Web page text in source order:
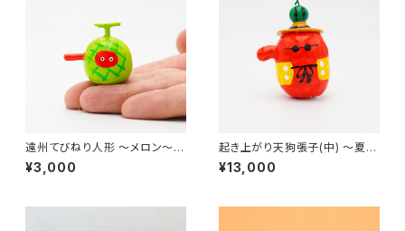
遠州てびねり人形 〜メロン〜
｜高さ約3.5cm
¥3,000
起き上がり天狗張子(中) 〜夏休
み〜｜高さ約8cm
¥13,000